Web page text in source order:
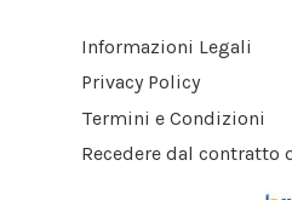
Informazioni Legali
Privacy Policy
Termini e Condizioni
Recedere dal contratto